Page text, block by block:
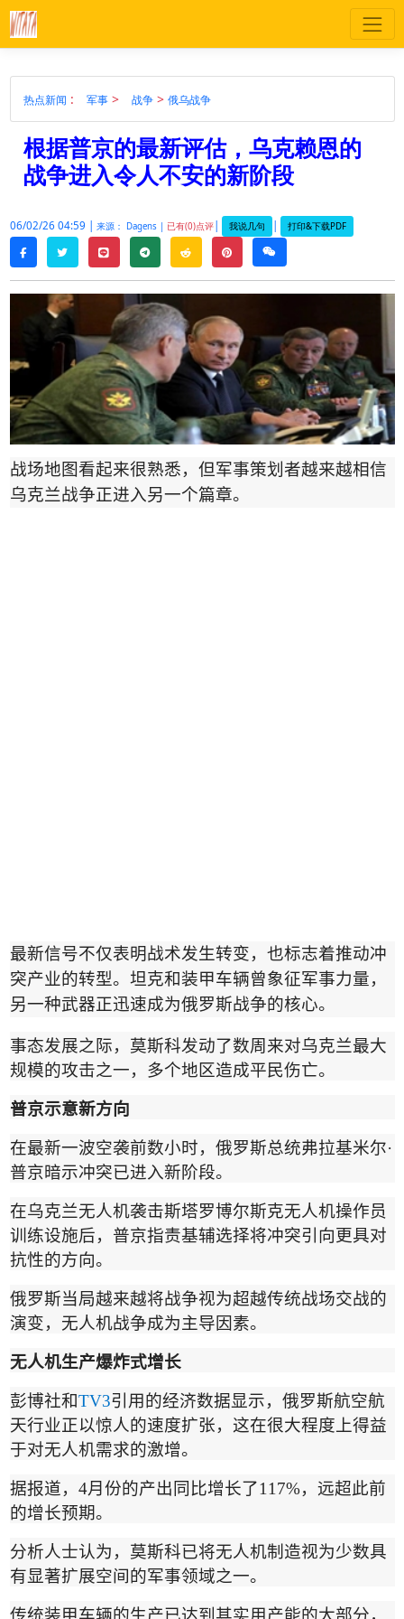
热点新闻 : 军事> 战争 > 俄乌战争
根据普京的最新评估，乌克赖恩的
战争进入令人不安的新阶段
06/02/26 04:59 | 来源： Dagens | 已有(0)点评| 我说几句 | 打印&下载PDF
facebooktwitterline telegramreddit pinterestweixin
战场地图看起来很熟悉，但军事策划者越来越相信
乌克兰战争正进入另一个篇章。
最新信号不仅表明战术发生转变，也标志着推动冲
突产业的转型。坦克和装甲车辆曾象征军事力量，
另一种武器正迅速成为俄罗斯战争的核心。
事态发展之际，莫斯科发动了数周来对乌克兰最大
规模的攻击之一，多个地区造成平民伤亡。
普京示意新方向
在最新一波空袭前数小时，俄罗斯总统弗拉基米尔·
普京暗示冲突已进入新阶段。
在乌克兰无人机袭击斯塔罗博尔斯克无人机操作员
训练设施后，普京指责基辅选择将冲突引向更具对
抗性的方向。
俄罗斯当局越来越将战争视为超越传统战场交战的
演变，无人机战争成为主导因素。
无人机生产爆炸式增长
彭博社和TV3引用的经济数据显示，俄罗斯航空航
天行业正以惊人的速度扩张，这在很大程度上得益
于对无人机需求的激增。
据报道， 4月份的产出同比增长了117%，远超此前
的增长预期。
分析人士认为，莫斯科已将无人机制造视为少数具
有显著扩展空间的军事领域之一。
传统装甲车辆的生产已达到其实用产能的大部分，